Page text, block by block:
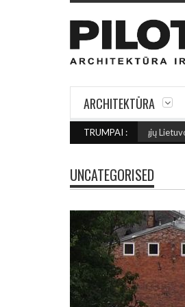
ARCHITEKTŪRA
TRUMPAI :
Išrinktos 2027-ųjų Lietuvos
UNCATEGORISED